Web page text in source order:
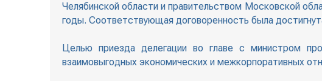
Челябинской области и правительством Московской
годы. Соответствующая договоренность была
Целью приезда делегации во главе с министром
взаимовыгодных экономических и межкорпоративных